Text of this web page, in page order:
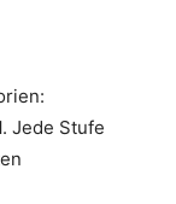
. Jede Stufe